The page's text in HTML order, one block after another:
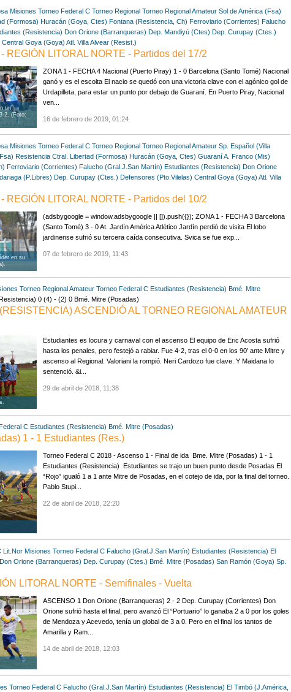
Misiones Torneo Federal C Torneo Regional Torneo Regional Amateur Sol de América (Fsa)
(Formosa) Huracán (Goya, Ctes) Fontana (Resistencia, Ch) Ferroviario (Corrientes) Falucho
(Resistencia) Don Orione (Barranqueras) Dep. Mandiyú (Ctes) Dep. Curupay (Ctes.)
Central Goya (Goya) Atl. Villa Alvear (Resist.)
REGIÓN LITORAL NORTE - Partidos del 17/2
un
2. (Foto:
ZONA 1 - FECHA 4 Nacional (Puerto Piray) 1 - 0 Barcelona (Santo Tomé) Nacional
ganó y es el escolta El nacio se quedó con una victoria clave con el agónico gol de
Urdapilleta, para estar un punto por debajo de Guaraní. En Puerto Piray, Nacional
ven...
16 de febrero de 2019, 01:24
Misiones Torneo Federal C Torneo Regional Torneo Regional Amateur Sp. Español (Villa
Resistencia Ctral. Libertad (Formosa) Huracán (Goya, Ctes) Guaraní A. Franco (Mis)
Ferroviario (Corrientes) Falucho (Gral.J.San Martín) Estudiantes (Resistencia) Don Orione
(P.Libres) Dep. Curupay (Ctes.) Defensores (Pto.Vilelas) Central Goya (Goya) Atl. Villa
REGIÓN LITORAL NORTE - Partidos del 10/2
en su
(adsbygoogle = window.adsbygoogle || []).push({}); ZONA 1 - FECHA 3 Barcelona
(Santo Tomé) 3 - 0 At. Jardín América Atlético Jardín perdió de visita El lobo
jardinense sufrió su tercera caída consecutiva. Svica se fue exp...
07 de febrero de 2019, 11:43
Torneo Regional Amateur Torneo Federal C Estudiantes (Resistencia) Bmé. Mitre
0 (4) - (2) 0 Bmé. Mitre (Posadas)
ASCENDIÓ AL TORNEO REGIONAL AMATEUR
Estudiantes es locura y carnaval con el ascenso El equipo de Eric Acosta sufrió
hasta los penales, pero festejó a rabiar. Fue 4-2, tras el 0-0 en los 90’ ante Mitre y
ascenso al Regional. Valoriani la rompió. Neri Cardozo fue clave. Y Maidana lo
sentenció. &i...
29 de abril de 2018, 11:38
C Estudiantes (Resistencia) Bmé. Mitre (Posadas)
1 - 1 Estudiantes (Res.)
Torneo Federal C 2018 - Ascenso 1 - Final de ida Bme. Mitre (Posadas) 1 - 1
Estudiantes (Resistencia) Estudiantes se trajo un buen punto desde Posadas El
“Rojo” igualó 1 a 1 ante Mitre de Posadas, en el cotejo de ida, por la final del torneo.
Pablo Stupi...
22 de abril de 2018, 22:20
Lit.Nor Misiones Torneo Federal C Falucho (Gral.J.San Martín) Estudiantes (Resistencia) El
Don Orione (Barranqueras) Dep. Curupay (Ctes.) Bmé. Mitre (Posadas) San Ramón (Goya) Sp.
LITORAL NORTE - Semifinales - Vuelta
ASCENSO 1 Don Orione (Barranqueras) 2 - 2 Dep. Curupay (Corrientes) Don
Orione sufrió hasta el final, pero avanzó El “Portuario” lo ganaba 2 a 0 por los goles
de Mendoza y Acevedo, tenía un global de 3 a 0. Pero en el final los tantos de
Amarilla y Ram...
14 de abril de 2018, 12:03
Torneo Federal C Falucho (Gral.J.San Martín) Estudiantes (Resistencia) El Timbó (J.América,